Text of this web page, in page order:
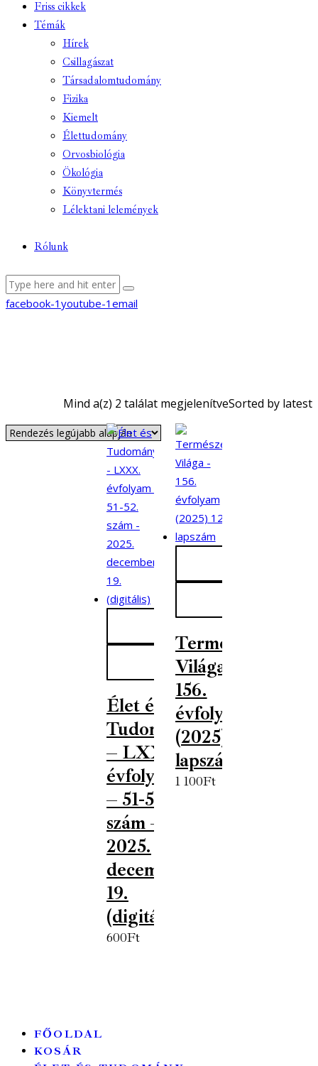
Friss cikkek
Témák
Hírek
Csillagászat
Társadalomtudomány
Fizika
Kiemelt
Élettudomány
Orvosbiológia
Ökológia
Könyvtermés
Lélektani lelemények
Rólunk
facebook-1 youtube-1 email
Mind a(z) 2 találat megjelenítveSorted by latest
Élet és
Tudomány
– LXXX.
évfolyam
– 51-52.
szám –
2025.
december
19.
(digitális)
600Ft
Természet
Világa –
156.
évfolyam
(2025) 12.
lapszám
1 100Ft
FŐOLDAL
KOSÁR